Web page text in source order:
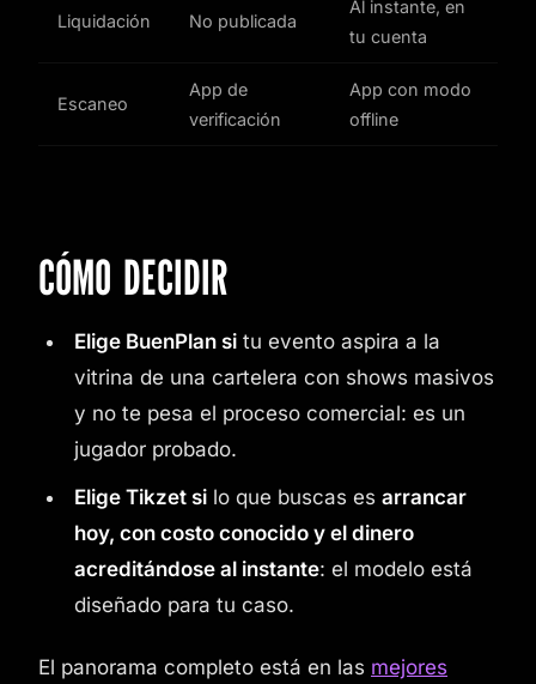
Liquidación No publicada
Al instante, en
tu cuenta
Escaneo
App de
verificación
App con modo
offline
CÓMO DECIDIR
Elige BuenPlan situ evento aspira a la
vitrina de una cartelera con shows masivos
y no te pesa el proceso comercial: es un
jugador probado.
Elige Tikzet silo que buscas es arrancar
hoy, con costo conocido y el dinero
acreditándose al instante: el modelo está
diseñado para tu caso.
El panorama completo está en las mejores